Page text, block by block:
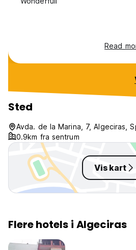
Read
Sted
Avda. de la Marina, 7, Algeciras,
0.9km fra sentrum
Vis kart
Flere hotels i Algeciras